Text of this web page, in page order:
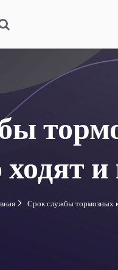
Срок службы тормозных